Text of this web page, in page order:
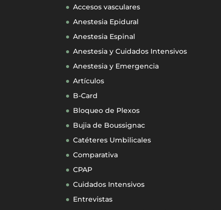
Accesos vasculares
Anestesia Epidural
Anestesia Espinal
Anestesia y Cuidados Intensivos
Anestesia y Emergencia
Artículos
B-Card
Bloqueo de Plexos
Bujia de Boussignac
Catéteres Umbilicales
Comparativa
CPAP
Cuidados Intensivos
Entrevistas